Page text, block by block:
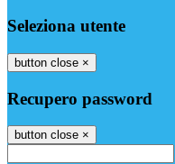
Seleziona utente
button close ×
Recupero password
button close ×